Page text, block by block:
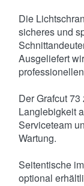
Die
sicheres und
Ausgeliefert
Der Grafcut
Langlebigkeit
Serviceteam
Wartung.
Seitentische
optional